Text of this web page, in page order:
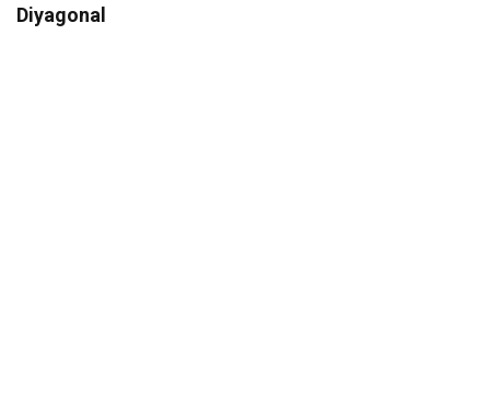
Diyagonal